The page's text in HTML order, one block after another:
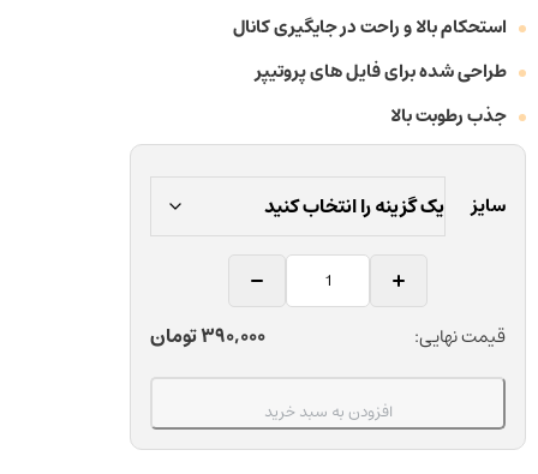
استحکام بالا و راحت در جایگیری کانال
طراحی شده برای فایل های پروتیپر
جذب رطوبت بالا
سایز
کاغذی
پلاس
قیمت نهایی: 390,000تومان
افزودن به سبد خرید